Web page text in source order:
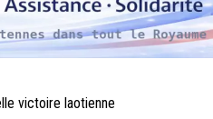
victoire laotienne